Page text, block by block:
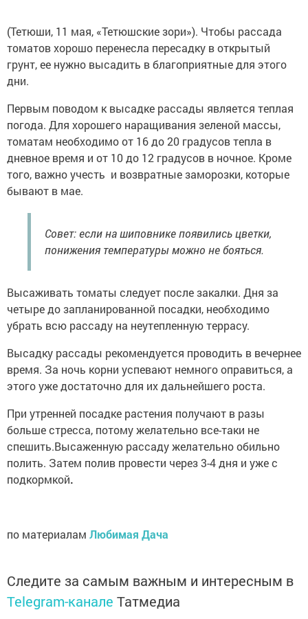
(Тетюши, 11 мая, «Тетюшские зори»). Чтобы рассада
томатов хорошо перенесла пересадку в открытый
грунт, ее нужно высадить в благоприятные для этого
дни.
Первым поводом к высадке рассады является теплая
погода. Для хорошего наращивания зеленой массы,
томатам необходимо от 16 до 20 градусов тепла в
дневное время и от 10 до 12 градусов в ночное. Кроме
того, важно учесть и возвратные заморозки, которые
бывают в мае.
Совет: если на шиповнике появились цветки,
понижения температуры можно не бояться.
Высаживать томаты следует после закалки. Дня за
четыре до запланированной посадки, необходимо
убрать всю рассаду на неутепленную террасу.
Высадку рассады рекомендуется проводить в вечернее
время. За ночь корни успевают немного оправиться, а
этого уже достаточно для их дальнейшего роста.
При утренней посадке растения получают в разы
больше стресса, потому желательно все-таки не
спешить.Высаженную рассаду желательно обильно
полить. Затем полив провести через 3-4 дня и уже с
подкормкой.
по материалам Любимая Дача
Следите за самым важным и интересным в
Telegram-канале Татмедиа